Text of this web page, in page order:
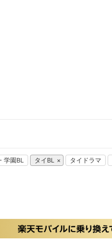
学園BL タイBL タイドラマ